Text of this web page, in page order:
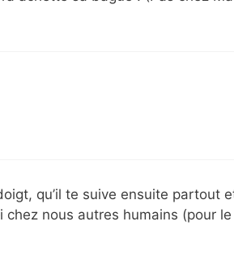
qu’il te suive ensuite partout
chez nous autres humains (pour le